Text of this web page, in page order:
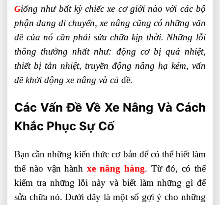
Giống như bất kỳ chiếc xe cơ giới nào với các bộ
phận đang di chuyển, xe nâng cũng có những vấn
đề của nó cần phải sửa chữa kịp thời. Những lỗi
thông thường nhất như: động cơ bị quá nhiệt,
thiết bị tản nhiệt, truyền động nâng hạ kém, vấn
đề khởi động xe nâng và củ đề.
Các Vấn Đề Về Xe Nâng Và Cách
Khắc Phục Sự Cố
Bạn cần những kiến thức cơ bản để có thể biết làm
thế nào vận hànhxe nâng hàng. Từ đó, có thể
kiểm tra những lỗi này và biết làm những gì để
sửa chữa nó. Dưới đây là một số gợi ý cho những